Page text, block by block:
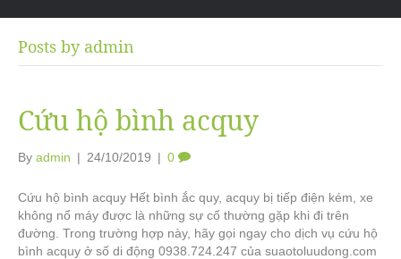
Posts by admin
Cứu hộ bình acquy
By admin | 24/10/2019 | 0
Cứu hộ bình acquy Hết bình ắc quy, acquy bị tiếp điện kém, xe
không nổ máy được là những sự cố thường gặp khi đi trên
đường. Trong trường hợp này, hãy gọi ngay cho dịch vụ cứu hộ
bình acquy ở số di động 0938.724.247 của suaotoluudong.com